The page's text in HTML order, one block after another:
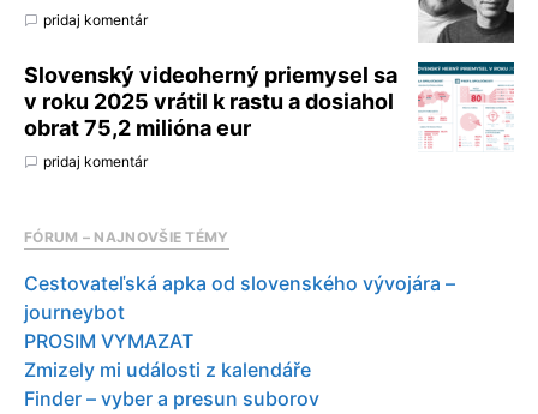
pridaj komentár
Slovenský videoherný priemysel sa
v roku 2025 vrátil k rastu a dosiahol
obrat 75,2 milióna eur
pridaj komentár
FÓRUM – NAJNOVŠIE TÉMY
Cestovateľská apka od slovenského vývojára –
journeybot
PROSIM VYMAZAT
Zmizely mi události z kalendáře
Finder – vyber a presun suborov